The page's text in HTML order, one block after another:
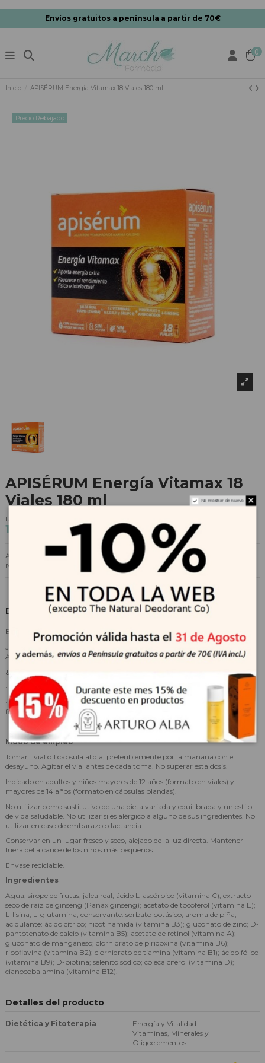
Envíos gratuitos a península a partir de 70€
0
Inicio APISÉRUM Energía Vitamax 18 Viales 180 ml
Precio Rebajado
APISÉRUM Energía Vitamax 18
Viales 180 ml
Referencia
18,45 € 20,50 €
Apisérum Energía Vitamax aporta energía extra y ayuda a mantener el
rendimiento físico e intelectual.
Descripción
Exclusiva fórmula con:
Jalea Real + 12 vitaminas (A, C, D, E, H y grupo B) + Minerales y
Aminoácidos + Ginseng
¿Cuándo es aconsejable?
· Para un aporte de energía extra.
· En momentos que requieren una ayuda para mantener el rendimiento
físico e intelectual.
· Para mantener ritmos de vida muy activos.
Modo de empleo
Tomar 1 vial o 1 cápsula al día, preferiblemente por la mañana con el
desayuno. Agitar el vial antes de cada toma. No superar esta dosis.
Indicado en adultos y niños mayores de 12 años (formato en viales) y
mayores de 14 años (formato en cápsulas blandas).
No utilizar como sustitutivo de una dieta variada y equilibrada y un estilo
de vida saludable. No utilizar si es alérgico a alguno de sus ingredientes. No
utilizar en caso de embarazo o lactancia.
Conservar en un lugar fresco y seco, alejado de la luz directa. Mantener
fuera del alcance de los niños más pequeños.
Envase reciclable.
Ingredientes
Agua; sirope de frutas; jalea real; ácido L-ascórbico (vitamina C); extracto
seco de raíz de ginseng (Panax ginseng); acetato de tocoferol (vitamina E);
L-lisina; L-glutamina; conservante: sorbato potásico; aroma de piña;
acidulante: ácido cítrico; nicotinamida (vitamina B3); gluconato de zinc; D-
pantotenato de calcio (vitamina B5); acetato de retinol (vitamina A);
gluconato de manganeso; clorhidrato de piridoxina (vitamina B6);
riboflavina (vitamina B2); clorhidrato de tiamina (vitamina B1); ácido fólico
(vitamina B9); D-biotina; selenito sódico; colecalciferol (vitamina D);
cianocobalamina (vitamina B12).
Detalles del producto
Dietética y Fitoterapia
Energía y Vitalidad
Vitaminas, Minerales y
Oligoelementos
No mostrar de nuevo